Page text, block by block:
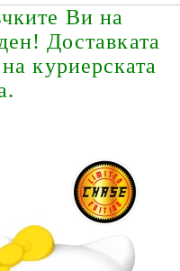
Ви на
Доставката
куриерската